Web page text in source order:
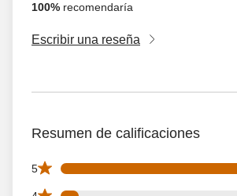
100% recomendaría
Escribir una reseña
Resumen de calificaciones
5
114 5 star reviews out of 132 reviews